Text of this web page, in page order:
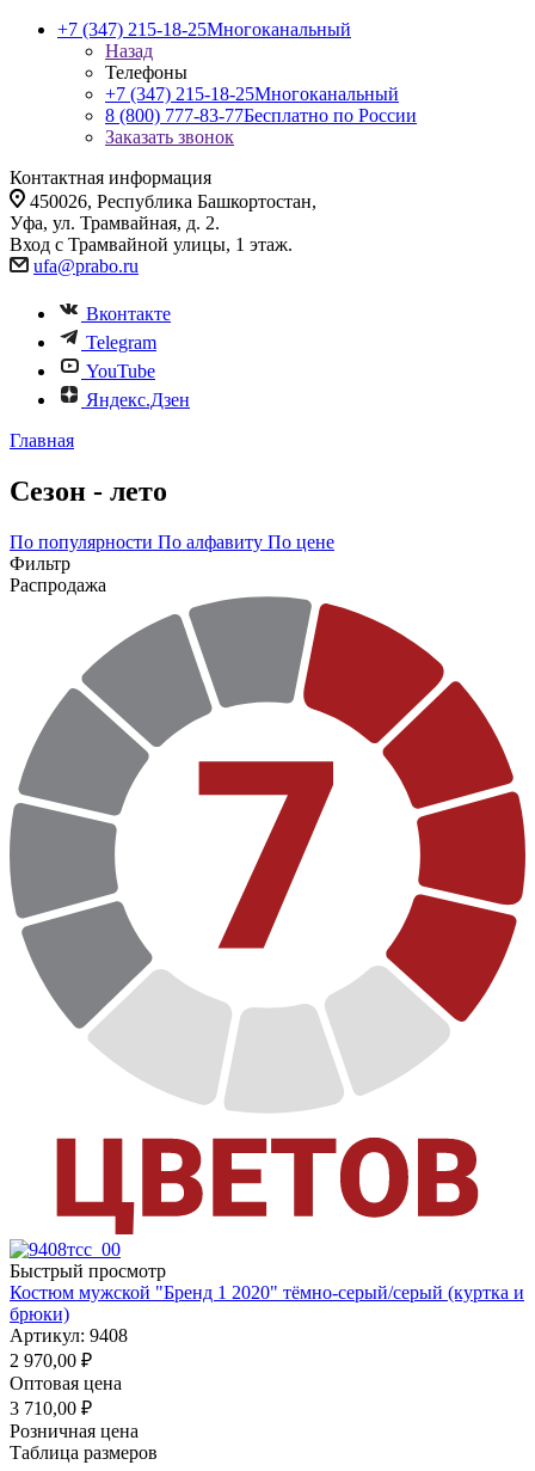
+7 (347) 215-18-25Многоканальный
Назад
Телефоны
+7 (347) 215-18-25Многоканальный
8 (800) 777-83-77Бесплатно по России
Заказать звонок
Контактная информация
450026, Республика Башкортостан,
Уфа, ул. Трамвайная, д. 2.
Вход с Трамвайной улицы, 1 этаж.
ufa@prabo.ru
Вконтакте
Telegram
YouTube
Яндекс.Дзен
Главная
Сезон - лето
По популярности По алфавиту По цене
Фильтр
Распродажа
Быстрый просмотр
Костюм мужской "Бренд 1 2020" тёмно-серый/серый (куртка и
брюки)
Артикул: 9408
2 970,00 ₽
Оптовая цена
3 710,00 ₽
Розничная цена
Таблица размеров